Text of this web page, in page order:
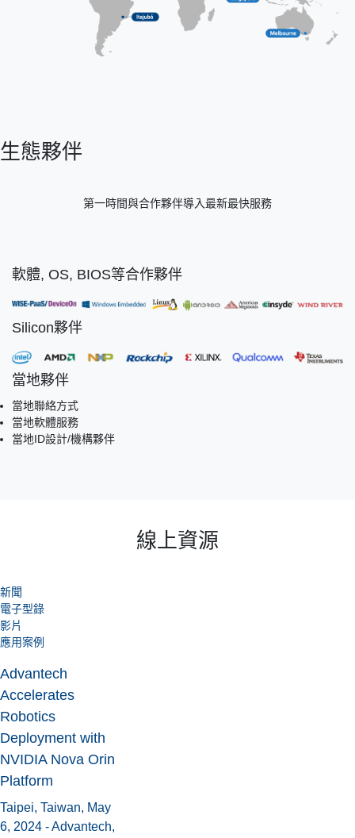
生態夥伴
第一時間與合作夥伴導入最新最快服務
軟體, OS, BIOS等合作夥伴
Silicon夥伴
當地夥伴
當地聯絡方式
當地軟體服務
當地ID設計/機構夥伴
線上資源
新聞
電子型錄
影片
應用案例
Advantech
Accelerates
Robotics
Deployment with
NVIDIA Nova Orin
Platform
Taipei, Taiwan, May
6, 2024 - Advantech,